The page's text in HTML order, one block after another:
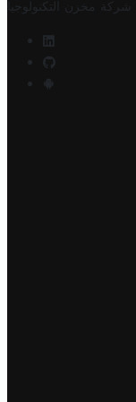
شركة مخزن التكنولوجيا